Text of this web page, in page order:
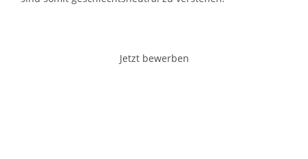
Jetzt bewerben